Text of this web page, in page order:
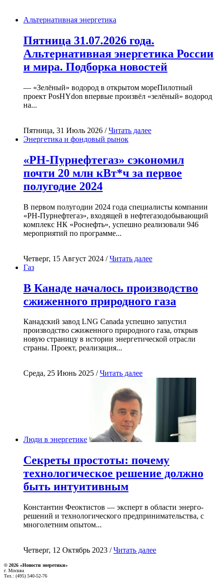
Альтернативная энергетика
Пятница 31.07.2026 года.
Альтернативная энергетика России
и мира. Подборка новостей
— «Зелёный» водород в открытом мореПилотный
проект PosHYdon впервые произвёл «зелёный» водород
на...
Пятница, 31 Июль 2026 /Читать далее
Энергетика и фондовый рынок
«РН-Пурнефтегаз» сэкономил
почти 20 млн кВт*ч за первое
полугодие 2024
В первом полугодии 2024 года специалисты компании
«РН-Пурнефтегаз», входящей в нефтегазодобывающий
комплекс НК «Роснефть», успешно реализовали 946
мероприятий по программе...
Четверг, 15 Август 2024 /Читать далее
Газ
В Канаде началось производство
сжиженного природного газа
Канадский завод LNG Canada успешно запустил
производство сжиженного природного газа, открыв
новую страницу в истории энергетической отрасли
страны. Проект, реализация...
Среда, 25 Июнь 2025 /Читать далее
Люди в энергетике
Секреты простоты: почему
технологическое решение должно
быть интуитивным
Константин Феоктистов — эксперт в области энерго-
решений и технологического предпринимательства, с
многолетним опытом...
Четверг, 12 Октябрь 2023 /Читать далее
© 2026 «Новости энеретики»
г. Москва
Тел.: (495) 540-52-76